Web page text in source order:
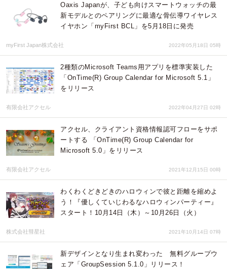
Оaxis Japanが、子ども向けスマートウォッチの最
新モデルとのペアリングに最適な骨伝導ワイヤレス
イヤホン「myFirst BCL」を5月18日に発売
myFirst Japan株式会社 2022年05月18日 05時
2種類のMicrosoft Teams用アプリを標準実装した
「OnTime(R) Group Calendar for Microsoft 5.1」
をリリース
有限会社アクセル 2022年04月27日 02時
アクセル、クライアント資格情報認可フローをサポ
ートする 「OnTime(R) Group Calendar for
Microsoft 5.0」をリリース
有限会社アクセル 2021年12月15日 00時
わくわくどきどきのハロウィンで彼と距離を縮めよ
う！『優しくていじわるなハロウィンパーティー』
スタート！10月14日（木）～10月26日（火）
株式会社彗星社 2021年10月14日 07時
新デザインとなり生まれ変わった 無料グループウ
ェア「GroupSession 5.1.0」リリース！